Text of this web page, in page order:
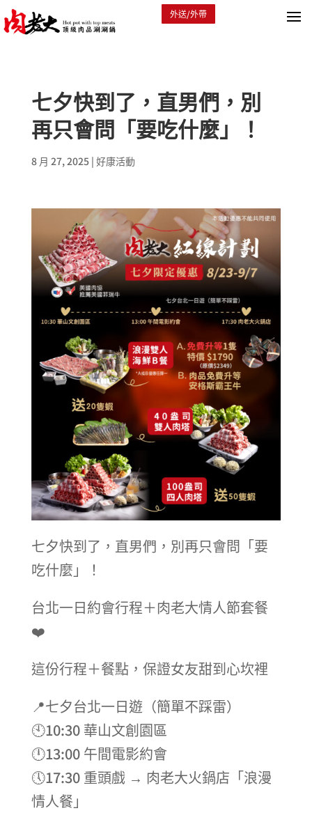
外送/外帶
七夕快到了，直男們，別
再只會問「要吃什麼」！
8 月 27, 2025| 好康活動
七夕快到了，直男們，別再只會問「要
吃什麼」！
台北一日約會行程＋肉老大情人節套餐
❤️
這份行程＋餐點，保證女友甜到心坎裡
📍七夕台北一日遊（簡單不踩雷）
🕙10:30 華山文創園區
🕛13:00 午間電影約會
🕔17:30 重頭戲 → 肉老大火鍋店「浪漫
情人餐」